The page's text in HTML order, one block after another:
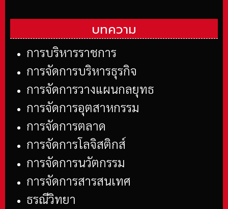
บทความ
การบริหารราชการ
การจัดการบริหารธุรกิจ
การจัดการวางแผนกลยุทธ
การจัดการอุตสาหกรรม
การจัดการตลาด
การจัดการโลจิสติกส์
การจัดการนวัตกรรม
การจัดการสารสนเทศ
ธรณีวิทยา